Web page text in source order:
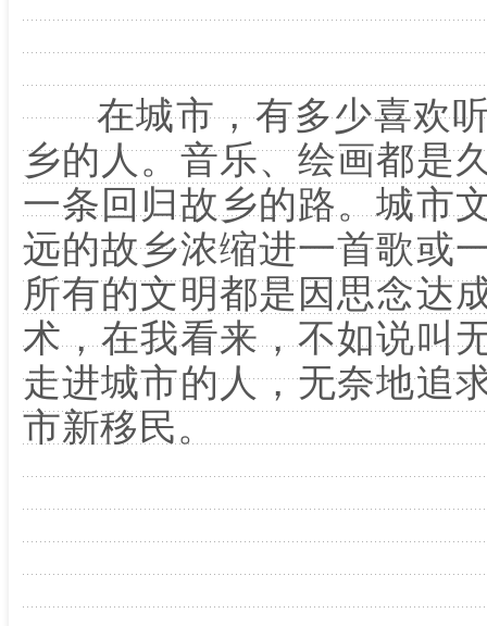
在城市，有多少喜欢听
乡的人。音乐、绘画都是
一条回归故乡的路。城市
远的故乡浓缩进一首歌或
所有的文明都是因思念达
术，在我看来，不如说叫
走进城市的人，无奈地追
市新移民。